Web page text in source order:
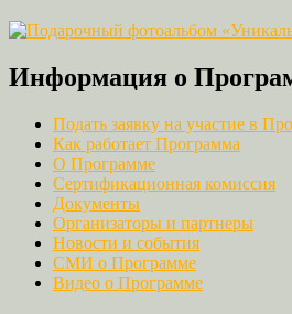
Информация о
Подать заявку на участие в
Как работает Программа
О Программе
Сертификационная комиссия
Документы
Организаторы и партнеры
Новости и события
СМИ о Программе
Видео о Программе